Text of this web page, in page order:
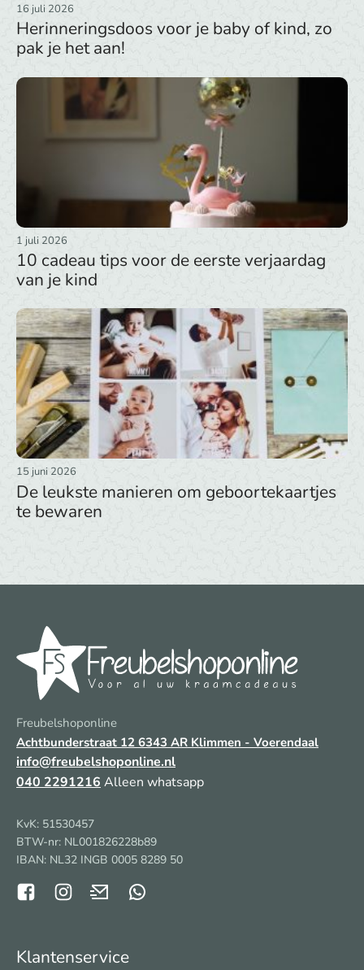
16 juli 2026
Herinneringsdoos voor je baby of kind, zo
pak je het aan!
1 juli 2026
10 cadeau tips voor de eerste verjaardag
van je kind
15 juni 2026
De leukste manieren om geboortekaartjes
te bewaren
Freubelshoponline
Achtbunderstraat 12 6343 AR Klimmen - Voerendaal
info@freubelshoponline.nl
040 2291216 Alleen whatsapp
KvK: 51530457
BTW-nr: NL001826228b89
IBAN: NL32 INGB 0005 8289 50
Klantenservice